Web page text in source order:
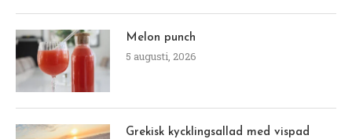
Melon punch
5 augusti, 2026
Grekisk kycklingsallad med vispad